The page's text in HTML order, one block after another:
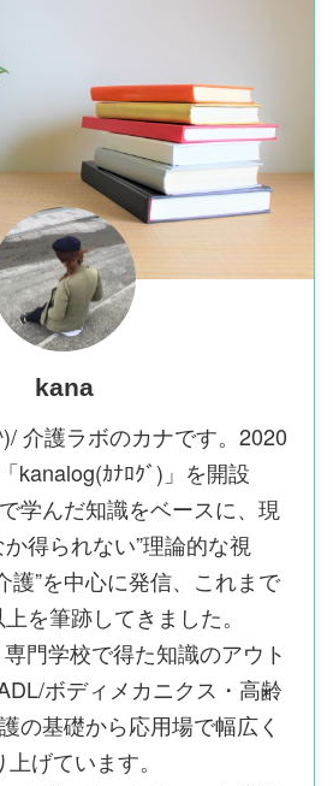
kana
介護ラボのカナです。2020
kanalog(ｶﾅﾛｸﾞ)」を開設
学んだ知識をベースに、現
得られない”理論的な視
護”を中心に発信、これまで
を筆跡してきました。
門学校で得た知識のアウト
ボディメカニクス・高齢
の基礎から応用場で幅広く
上げています。